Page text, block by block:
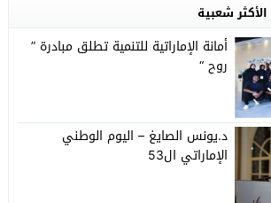
الأكثر شعبية
أمانة الإماراتية للتنمية تطلق مبادرة ”
روح “
د.يونس الصايغ – اليوم الوطني
الإماراتي ال53